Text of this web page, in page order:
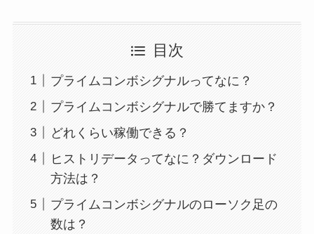
目次
プライムコンボシグナルってなに？
プライムコンボシグナルで勝てますか？
どれくらい稼働できる？
ヒストリデータってなに？ダウンロード
方法は？
プライムコンボシグナルのローソク足の
数は？